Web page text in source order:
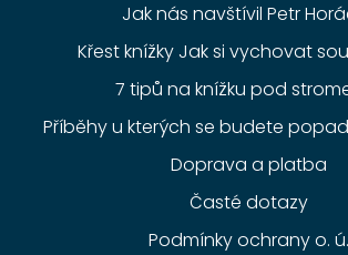
Jak nás navštívil Petr
Křest knížky Jak si vychovat
7 tipů na knížku pod
Příběhy u kterých se budete
Doprava a platba
Časté dotazy
Podmínky ochrany o. ú.